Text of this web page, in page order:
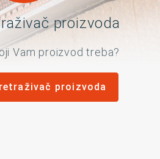
proizvoda
Vam proizvod treba?
proizvoda